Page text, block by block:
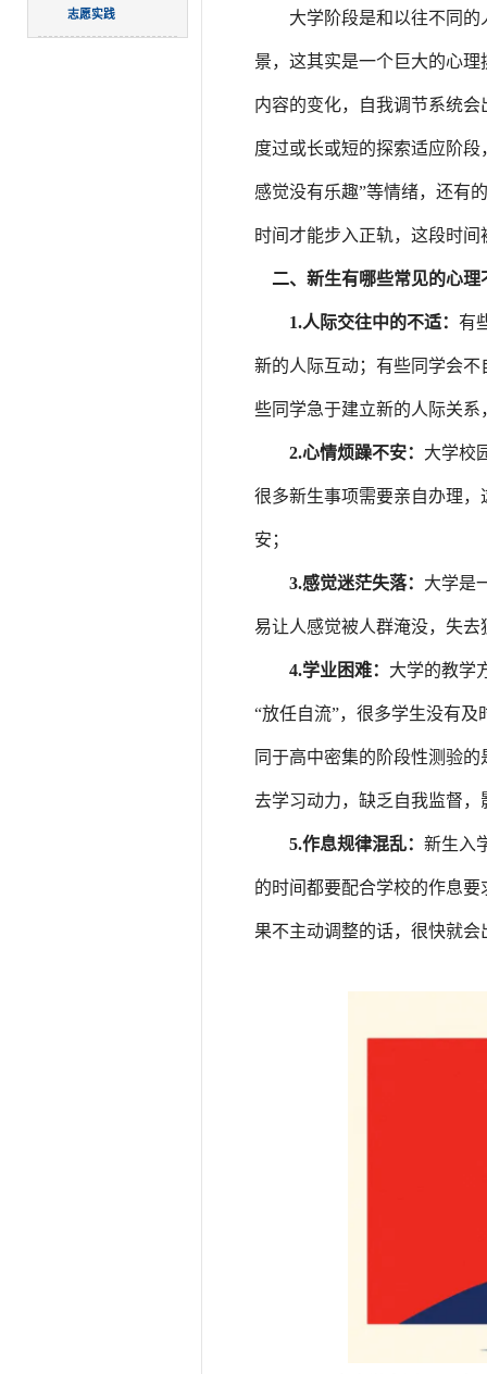
志愿实践 大学阶段是和以往不同
景，这其实是一个巨大的心
内容的变化，自我调节系统
度过或长或短的探索适应阶
感觉没有乐趣”等情绪，还有
时间才能步入正轨，这段时间
二、新生有哪些常见的心理
1.人际交往中的不适： 有
新的人际互动；有些同学会
些同学急于建立新的人际关
2.心情烦躁不安： 大学校
很多新生事项需要亲自办理
安；
3.感觉迷茫失落： 大学是
易让人感觉被人群淹没，失
4.学业困难： 大学的教学
“放任自流”，很多学生没有
同于高中密集的阶段性测验
去学习动力，缺乏自我监督，
5.作息规律混乱： 新生入
的时间都要配合学校的作息
果不主动调整的话，很快就